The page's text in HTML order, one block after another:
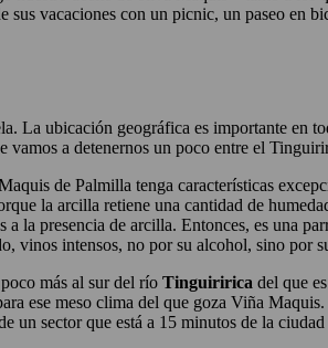
vacaciones con un picnic, un paseo en
La ubicación geográfica es importante en
vamos a detenernos un poco entre el
de Palmilla tenga características
la arcilla retiene una cantidad de
a la presencia de arcilla. Entonces, es una
vinos intensos, no por su alcohol, sino por
más al sur del río Tinguiririca del que
ese meso clima del que goza Viña
un sector que está a 15 minutos de la